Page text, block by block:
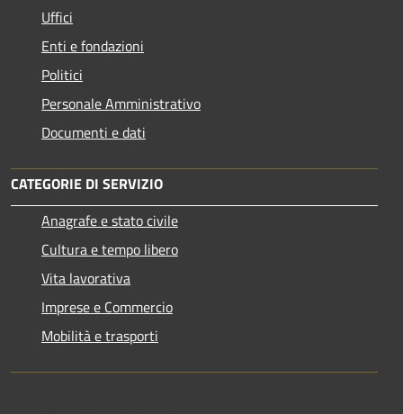
Uffici
Enti e fondazioni
Politici
Personale Amministrativo
Documenti e dati
CATEGORIE DI SERVIZIO
Anagrafe e stato civile
Cultura e tempo libero
Vita lavorativa
Imprese e Commercio
Mobilità e trasporti